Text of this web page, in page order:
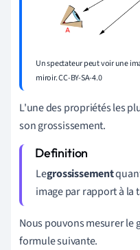
Un spectateur peut voir une
miroir. CC-BY-SA-4.0
L'une des propriétés les
son grossissement.
Legrossissement
image par rapport à la
Nous pouvons mesurer le
formule suivante.